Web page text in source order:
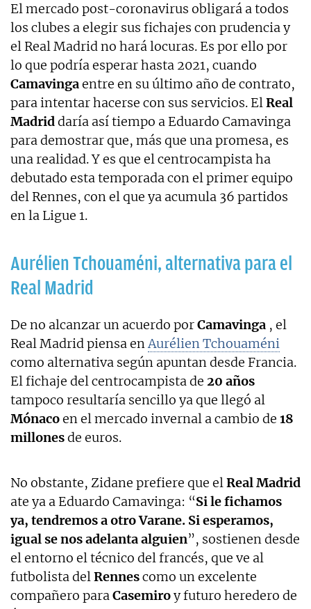
El mercado post-coronavirus obligará a todos
los clubes a elegir sus fichajes con prudencia y
el Real Madrid no hará locuras. Es por ello por
lo que podría esperar hasta 2021, cuando
Camavingaentre en su último año de contrato,
para intentar hacerse con sus servicios. ElReal
Madriddaría así tiempo a Eduardo Camavinga
para demostrar que, más que una promesa, es
una realidad. Y es que el centrocampista ha
debutado esta temporada con el primer equipo
del Rennes, con el que ya acumula 36 partidos
en la Ligue 1.
Aurélien Tchouaméni, alternativa para el
Real Madrid
De no alcanzar un acuerdo porCamavinga , el
Real Madrid piensa enAurélien Tchouaméni
como alternativa según apuntan desde Francia.
El fichaje del centrocampista de 20 años
tampoco resultaría sencillo ya que llegó al
Mónacoen el mercado invernal a cambio de 18
millonesde euros.
No obstante, Zidane prefiere que elReal Madrid
ate ya a Eduardo Camavinga: “Si le fichamos
ya, tendremos a otro Varane. Si esperamos,
igual se nos adelanta alguien”, sostienen desde
el entorno el técnico del francés, que ve al
futbolista delRennescomo un excelente
compañero paraCasemiroy futuro heredero de